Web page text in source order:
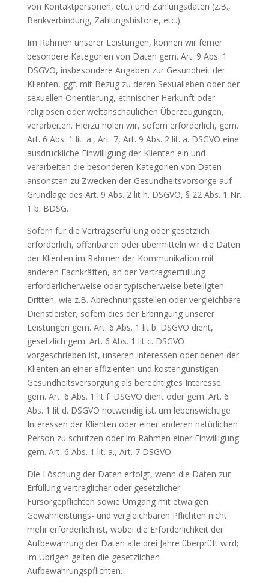
von Kontaktpersonen, etc.) und Zahlungsdaten (z.B.,
Bankverbindung, Zahlungshistorie, etc.).
Im Rahmen unserer Leistungen, können wir ferner
besondere Kategorien von Daten gem. Art. 9 Abs. 1
DSGVO, insbesondere Angaben zur Gesundheit der
Klienten, ggf. mit Bezug zu deren Sexualleben oder der
sexuellen Orientierung, ethnischer Herkunft oder
religiösen oder weltanschaulichen Überzeugungen,
verarbeiten. Hierzu holen wir, sofern erforderlich, gem.
Art. 6 Abs. 1 lit. a., Art. 7, Art. 9 Abs. 2 lit. a. DSGVO eine
ausdrückliche Einwilligung der Klienten ein und
verarbeiten die besonderen Kategorien von Daten
ansonsten zu Zwecken der Gesundheitsvorsorge auf
Grundlage des Art. 9 Abs. 2 lit h. DSGVO, § 22 Abs. 1 Nr.
1 b. BDSG.
Sofern für die Vertragserfüllung oder gesetzlich
erforderlich, offenbaren oder übermitteln wir die Daten
der Klienten im Rahmen der Kommunikation mit
anderen Fachkräften, an der Vertragserfüllung
erforderlicherweise oder typischerweise beteiligten
Dritten, wie z.B. Abrechnungsstellen oder vergleichbare
Dienstleister, sofern dies der Erbringung unserer
Leistungen gem. Art. 6 Abs. 1 lit b. DSGVO dient,
gesetzlich gem. Art. 6 Abs. 1 lit c. DSGVO
vorgeschrieben ist, unseren Interessen oder denen der
Klienten an einer effizienten und kostengünstigen
Gesundheitsversorgung als berechtigtes Interesse
gem. Art. 6 Abs. 1 lit f. DSGVO dient oder gem. Art. 6
Abs. 1 lit d. DSGVO notwendig ist. um lebenswichtige
Interessen der Klienten oder einer anderen natürlichen
Person zu schützen oder im Rahmen einer Einwilligung
gem. Art. 6 Abs. 1 lit. a., Art. 7 DSGVO.
Die Löschung der Daten erfolgt, wenn die Daten zur
Erfüllung vertraglicher oder gesetzlicher
Fürsorgepflichten sowie Umgang mit etwaigen
Gewährleistungs- und vergleichbaren Pflichten nicht
mehr erforderlich ist, wobei die Erforderlichkeit der
Aufbewahrung der Daten alle drei Jahre überprüft wird;
im Übrigen gelten die gesetzlichen
Aufbewahrungspflichten.